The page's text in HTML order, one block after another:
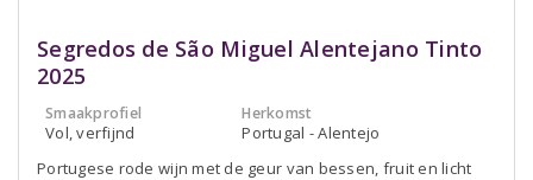
Segredos de São Miguel Alentejano Tinto
2025
Smaakprofiel
Vol, verfijnd
Herkomst
Portugal - Alentejo
Portugese rode wijn met de geur van bessen, fruit en licht